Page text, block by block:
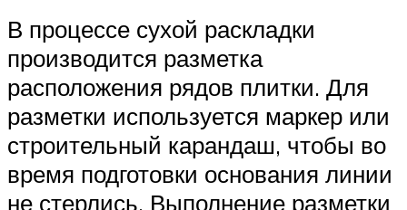
В процессе сухой раскладки
производится разметка
расположения рядов плитки. Для
разметки используется маркер или
строительный карандаш, чтобы во
время подготовки основания линии
не стерлись. Выполнение разметки